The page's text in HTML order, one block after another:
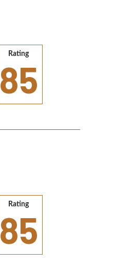
Rating
85
Rating
85